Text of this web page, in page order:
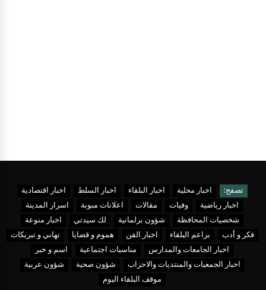
تصفح: اخبار محلية اخبار البلقاء اخبار السلط
اخبار اقتصادية
اخبار رياضية
وفيات مقالات اعلانات مبوبة
اسرار المدينة
شخصيات المحافظة
شؤون برلمانية لك سيدتي
اخبار منوعة
فكر و أدب
براعم البلقاء اخبار الفن هموم و قضايا
تهاني و تبريكات
اخبار الجامعات والمدارس
مناسبات اجتماعية
اسم و خبر
اخبار الجمعيات والمنتديات والاحزاب
شؤون صحية
شؤون عربية
موقف البلقاء اليوم